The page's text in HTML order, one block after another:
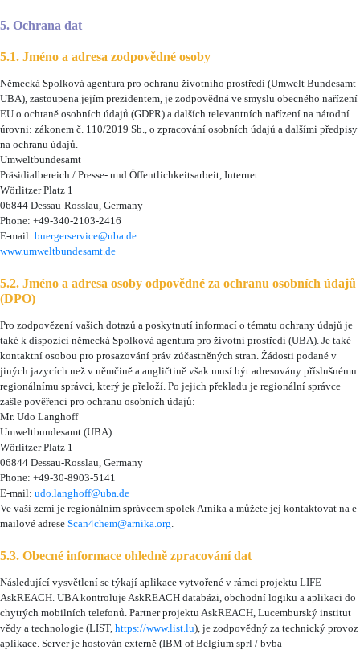
5. Ochrana dat
5.1. Jméno a adresa zodpovědné osoby
Německá Spolková agentura pro ochranu životního prostředí (Umwelt Bundesamt
UBA), zastoupena jejím prezidentem, je zodpovědná ve smyslu obecného nařízení
EU o ochraně osobních údajů (GDPR) a dalších relevantních nařízení na národní
úrovni: zákonem č. 110/2019 Sb., o zpracování osobních údajů a dalšími předpisy
na ochranu údajů.
Umweltbundesamt
Präsidialbereich / Presse- und Öffentlichkeitsarbeit, Internet
Wörlitzer Platz 1
06844 Dessau-Rosslau, Germany
Phone: +49-340-2103-2416
E-mail: buergerservice@uba.de
www.umweltbundesamt.de
5.2. Jméno a adresa osoby odpovědné za ochranu osobních údajů
(DPO)
Pro zodpovězení vašich dotazů a poskytnutí informací o tématu ochrany údajů je
také k dispozici německá Spolková agentura pro životní prostředí (UBA). Je také
kontaktní osobou pro prosazování práv zúčastněných stran. Žádosti podané v
jiných jazycích než v němčině a angličtině však musí být adresovány příslušnému
regionálnímu správci, který je přeloží. Po jejich překladu je regionální správce
zašle pověřenci pro ochranu osobních údajů:
Mr. Udo Langhoff
Umweltbundesamt (UBA)
Wörlitzer Platz 1
06844 Dessau-Rosslau, Germany
Phone: +49-30-8903-5141
E-mail: udo.langhoff@uba.de
Ve vaší zemi je regionálním správcem spolek Arnika a můžete jej kontaktovat na e-
mailové adrese Scan4chem@arnika.org.
5.3. Obecné informace ohledně zpracování dat
Následující vysvětlení se týkají aplikace vytvořené v rámci projektu LIFE
AskREACH. UBA kontroluje AskREACH databázi, obchodní logiku a aplikaci do
chytrých mobilních telefonů. Partner projektu AskREACH, Lucemburský institut
vědy a technologie (LIST, https://www.list.lu), je zodpovědný za technický provoz
aplikace. Server je hostován externě (IBM of Belgium sprl / bvba